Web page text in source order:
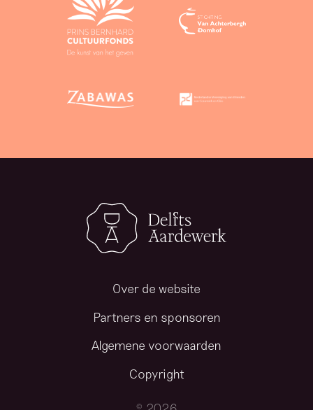
Over de website
Partners en sponsoren
Algemene voorwaarden
Copyright